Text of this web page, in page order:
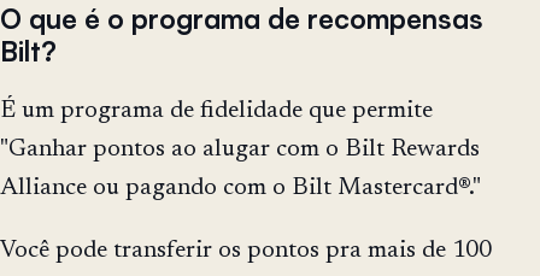
O que é o programa de recompensas
Bilt?
É um programa de fidelidade que permite
"Ganhar pontos ao alugar com o Bilt Rewards
Alliance ou pagando com o Bilt Mastercard®."
Você pode transferir os pontos pra mais de 100